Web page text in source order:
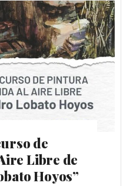
de
Libre de
Hoyos”